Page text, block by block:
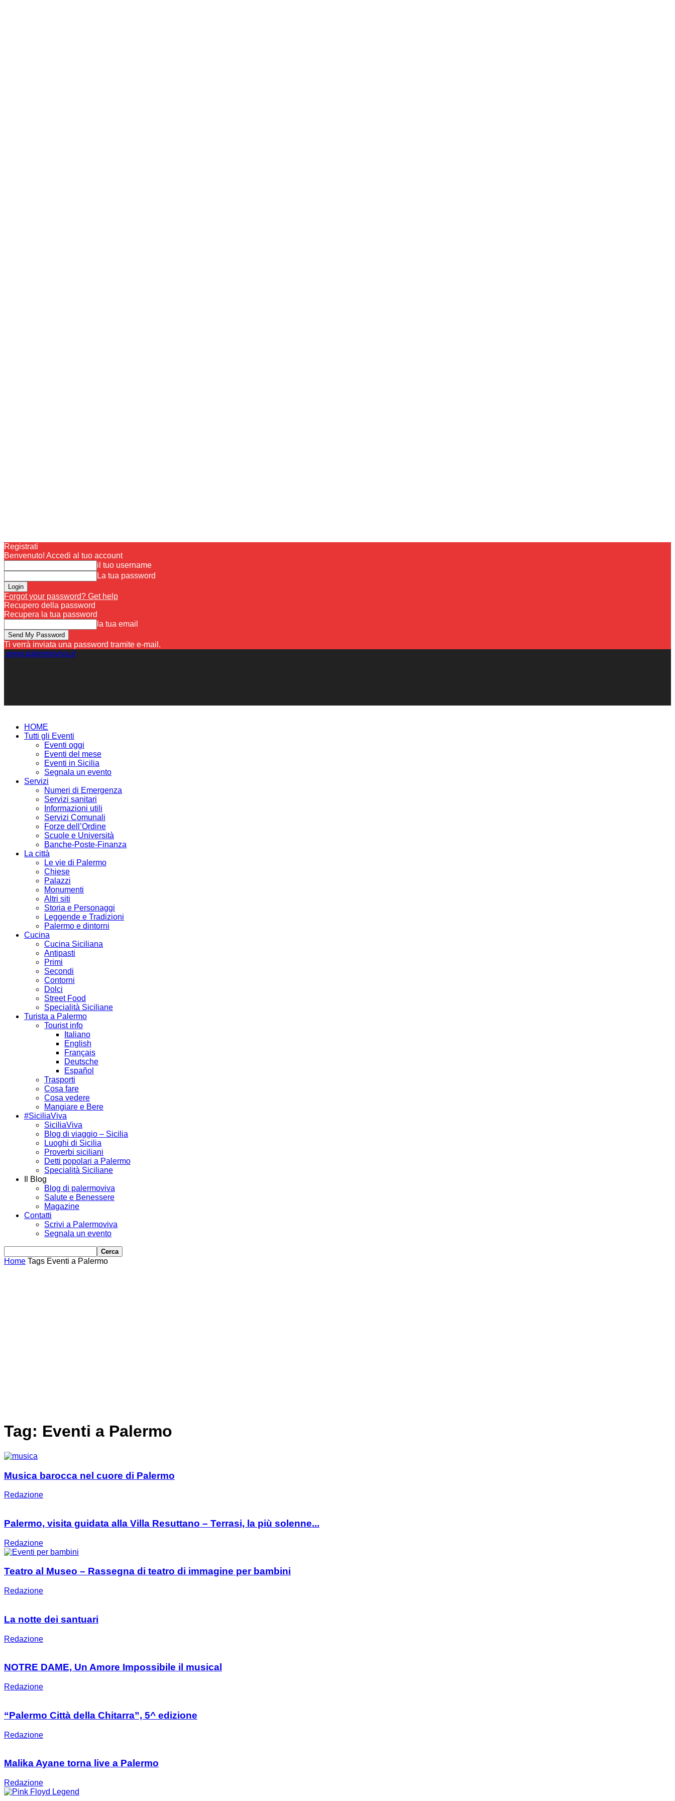
Registrati
Benvenuto! Accedi al tuo account
il tuo username
La tua password
Forgot your password? Get help
Recupero della password
Recupera la tua password
la tua email
Ti verrà inviata una password tramite e-mail.
www.palermoviva.it
HOME
Tutti gli Eventi
Eventi oggi
Eventi del mese
Eventi in Sicilia
Segnala un evento
Servizi
Numeri di Emergenza
Servizi sanitari
Informazioni utili
Servizi Comunali
Forze dell’Ordine
Scuole e Università
Banche-Poste-Finanza
La città
Le vie di Palermo
Chiese
Palazzi
Monumenti
Altri siti
Storia e Personaggi
Leggende e Tradizioni
Palermo e dintorni
Cucina
Cucina Siciliana
Antipasti
Primi
Secondi
Contorni
Dolci
Street Food
Specialità Siciliane
Turista a Palermo
Tourist info
Italiano
English
Français
Deutsche
Español
Trasporti
Cosa fare
Cosa vedere
Mangiare e Bere
#SiciliaViva
SiciliaViva
Blog di viaggio – Sicilia
Luoghi di Sicilia
Proverbi siciliani
Detti popolari a Palermo
Specialità Siciliane
Il Blog
Blog di palermoviva
Salute e Benessere
Magazine
Contatti
Scrivi a Palermoviva
Segnala un evento
Home Tags Eventi a Palermo
Tag: Eventi a Palermo
Musica barocca nel cuore di Palermo
Redazione
Palermo, visita guidata alla Villa Resuttano – Terrasi, la più solenne...
Redazione
Teatro al Museo – Rassegna di teatro di immagine per bambini
Redazione
La notte dei santuari
Redazione
NOTRE DAME, Un Amore Impossibile il musical
Redazione
“Palermo Città della Chitarra”, 5^ edizione
Redazione
Malika Ayane torna live a Palermo
Redazione